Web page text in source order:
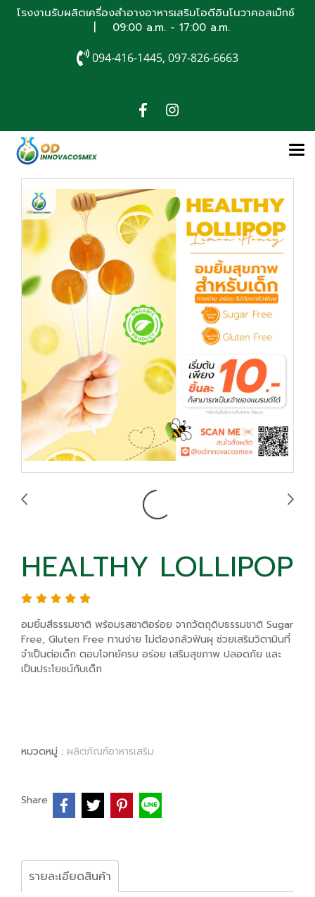
โรงงานรับผลิตเครื่องสำอางอาหารเสริมโอดีอินโนวาคอสเม็กซ์
| 09:00 a.m. - 17:00 a.m.
094-416-1445, 097-826-6663
HEALTHY LOLLIPOP
อมยิ้มสีธรรมชาติ พร้อมรสชาติอร่อย จากวัตถุดิบธรรมชาติ Sugar
Free, Gluten Free ทานง่าย ไม่ต้องกลัวฟันผุ ช่วยเสริมวิตามินที่
จำเป็นต่อเด็ก ตอบโจทย์ครบ อร่อย เสริมสุขภาพ ปลอดภัย และ
เป็นประโยชน์กับเด็ก
หมวดหมู่ : ผลิตภัณฑ์อาหารเสริม
Share
รายละเอียดสินค้า